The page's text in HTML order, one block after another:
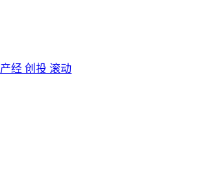
产经 创投 滚动